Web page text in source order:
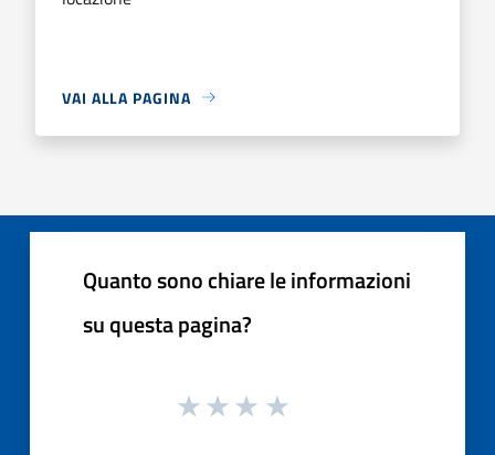
VAI ALLA PAGINA
Quanto sono chiare le informazioni
su questa pagina?